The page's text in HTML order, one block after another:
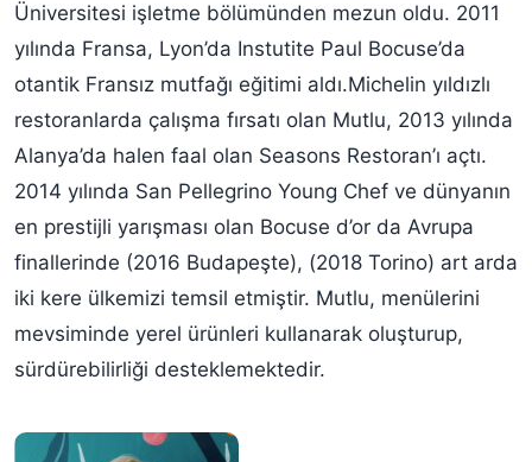
Üniversitesi işletme bölümünden mezun oldu. 2011
yılında Fransa, Lyon’da Instutite Paul Bocuse’da
otantik Fransız mutfağı eğitimi aldı.Michelin yıldızlı
restoranlarda çalışma fırsatı olan Mutlu, 2013 yılında
Alanya’da halen faal olan Seasons Restoran’ı açtı.
2014 yılında San Pellegrino Young Chef ve dünyanın
en prestijli yarışması olan Bocuse d’or da Avrupa
finallerinde (2016 Budapeşte), (2018 Torino) art arda
iki kere ülkemizi temsil etmiştir. Mutlu, menülerini
mevsiminde yerel ürünleri kullanarak oluşturup,
sürdürebilirliği desteklemektedir.